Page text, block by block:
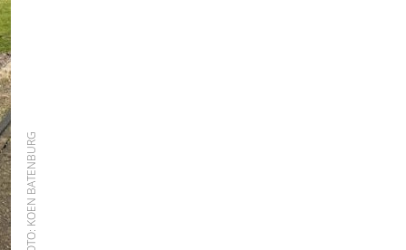
FOTO: KOEN BATENBURG